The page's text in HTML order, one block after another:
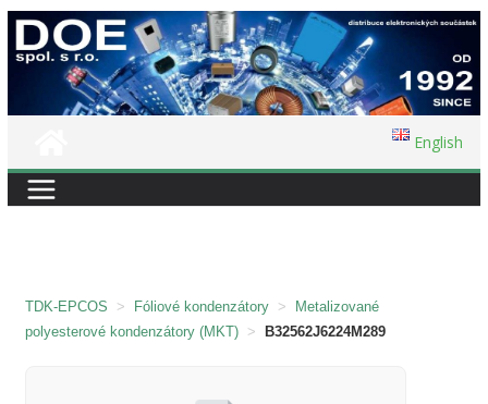
Přeskočit
na
English
TDK-EPCOS > Fóliové kondenzátory >
Metalizované
polyesterové kondenzátory (MKT) > B32562J6224M289